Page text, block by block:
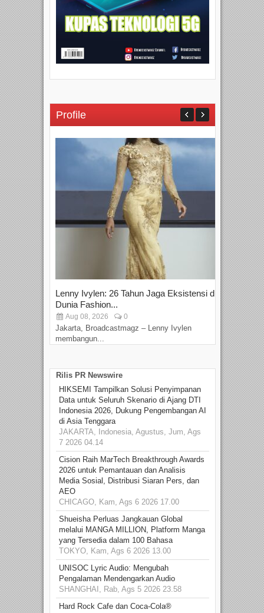
Profile
Lenny Ivylen: 26 Tahun Jaga Eksistensi di
Dunia Fashion...
Aug 08, 2026 0
Jakarta, Broadcastmagz – Lenny Ivylen
membangun...
Rilis PR Newswire
HIKSEMI Tampilkan Solusi Penyimpanan
Data untuk Seluruh Skenario di Ajang DTI
Indonesia 2026, Dukung Pengembangan AI
di Asia Tenggara
JAKARTA, Indonesia, Agustus, Jum, Ags
7 2026 04.14
Cision Raih MarTech Breakthrough Awards
2026 untuk Pemantauan dan Analisis
Media Sosial, Distribusi Siaran Pers, dan
AEO
CHICAGO, Kam, Ags 6 2026 17.00
Shueisha Perluas Jangkauan Global
melalui MANGA MILLION, Platform Manga
yang Tersedia dalam 100 Bahasa
TOKYO, Kam, Ags 6 2026 13.00
UNISOC Lyric Audio: Mengubah
Pengalaman Mendengarkan Audio
SHANGHAI, Rab, Ags 5 2026 23.58
Hard Rock Cafe dan Coca-Cola®